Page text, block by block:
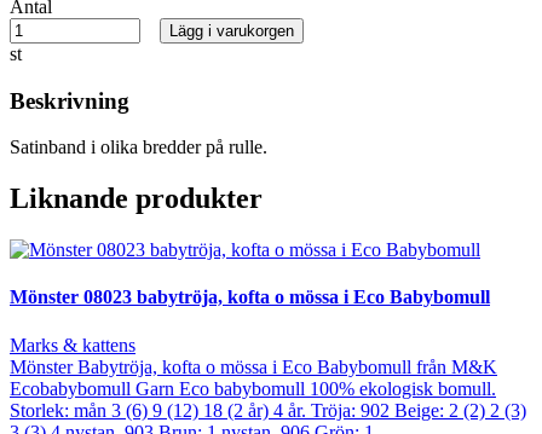
Antal
st
Lägg i varukorgen
Beskrivning
Satinband i olika bredder på rulle.
Liknande produkter
Mönster 08023 babytröja, kofta o mössa i Eco Babybomull
Marks & kattens
Mönster Babytröja, kofta o mössa i Eco Babybomull från M&K
Ecobabybomull Garn Eco babybomull 100% ekologisk bomull.
Storlek: mån 3 (6) 9 (12) 18 (2 år) 4 år. Tröja: 902 Beige: 2 (2) 2 (3)